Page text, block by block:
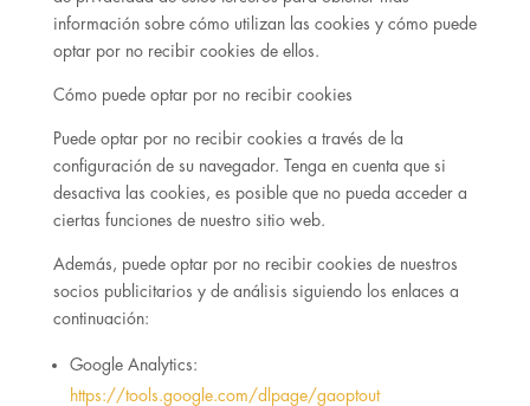
información sobre cómo utilizan las cookies y cómo puede
optar por no recibir cookies de ellos.
Cómo puede optar por no recibir cookies
Puede optar por no recibir cookies a través de la
configuración de su navegador. Tenga en cuenta que si
desactiva las cookies, es posible que no pueda acceder a
ciertas funciones de nuestro sitio web.
Además, puede optar por no recibir cookies de nuestros
socios publicitarios y de análisis siguiendo los enlaces a
continuación:
Google Analytics:
https://tools.google.com/dlpage/gaoptout